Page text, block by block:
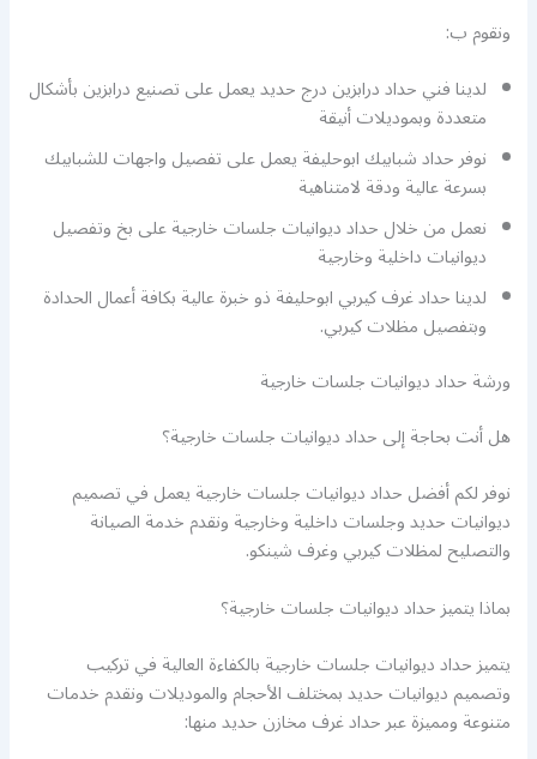
ونقوم ب:
لدينا فني حداد درابزين درج حديد يعمل على تصنيع درابزين بأشكال
متعددة وبموديلات أنيقة
نوفر حداد شبابيك ابوحليفة يعمل على تفصيل واجهات للشبابيك
بسرعة عالية ودقة لامتناهية
نعمل من خلال حداد ديوانيات جلسات خارجية على بخ وتفصيل
ديوانيات داخلية وخارجية
لدينا حداد غرف كيربي ابوحليفة ذو خبرة عالية بكافة أعمال الحدادة
وبتفصيل مظلات كيربي.
ورشة حداد ديوانيات جلسات خارجية
هل أنت بحاجة إلى حداد ديوانيات جلسات خارجية؟
نوفر لكم أفضل حداد ديوانيات جلسات خارجية يعمل في تصميم
ديوانيات حديد وجلسات داخلية وخارجية ونقدم خدمة الصيانة
والتصليح لمظلات كيربي وغرف شينكو.
بماذا يتميز حداد ديوانيات جلسات خارجية؟
يتميز حداد ديوانيات جلسات خارجية بالكفاءة العالية في تركيب
وتصميم ديوانيات حديد بمختلف الأحجام والموديلات ونقدم خدمات
متنوعة ومميزة عبر حداد غرف مخازن حديد منها: